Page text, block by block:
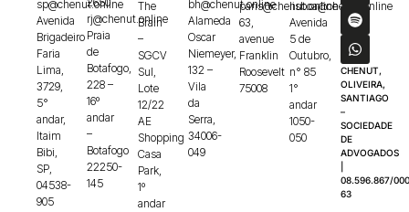
sp@chenut.online
Avenida
Brigadeiro
Faria
Lima,
3729,
5°
andar,
Itaim
Bibi,
SP,
04538-
905
rj@chenut.online
Praia
de
Botafogo,
228 –
16º
andar
–
Botafogo
22250-
145
The
Brain
–
SGCV
Sul,
Lote
12/22
AE
Shopping
Casa
Park,
1º
andar
bh@chenut.online
Alameda
Oscar
Niemeyer,
132 –
Vila
da
Serra,
34006-
049
paris@chenut.online
63,
avenue
Franklin
Roosevelt
75008
lisboa@chenut.online
Avenida
5 de
Outubro,
n° 85
1°
andar
1050-
050
CHENUT,
OLIVEIRA,
SANTIAGO
–
SOCIEDADE
DE
ADVOGADOS
08.596.867/
63